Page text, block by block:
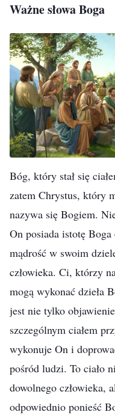
Ważne słowa Boga
Bóg, który stał się
zatem Chrystus, który
nazywa się Bogiem.
On posiada istotę
mądrość w swoim
człowieka. Ci, którzy
mogą wykonać dzieła
jest nie tylko
szczególnym ciałem
wykonuje On i
pośród ludzi. To ciało
dowolnego człowieka,
odpowiednio ponieść